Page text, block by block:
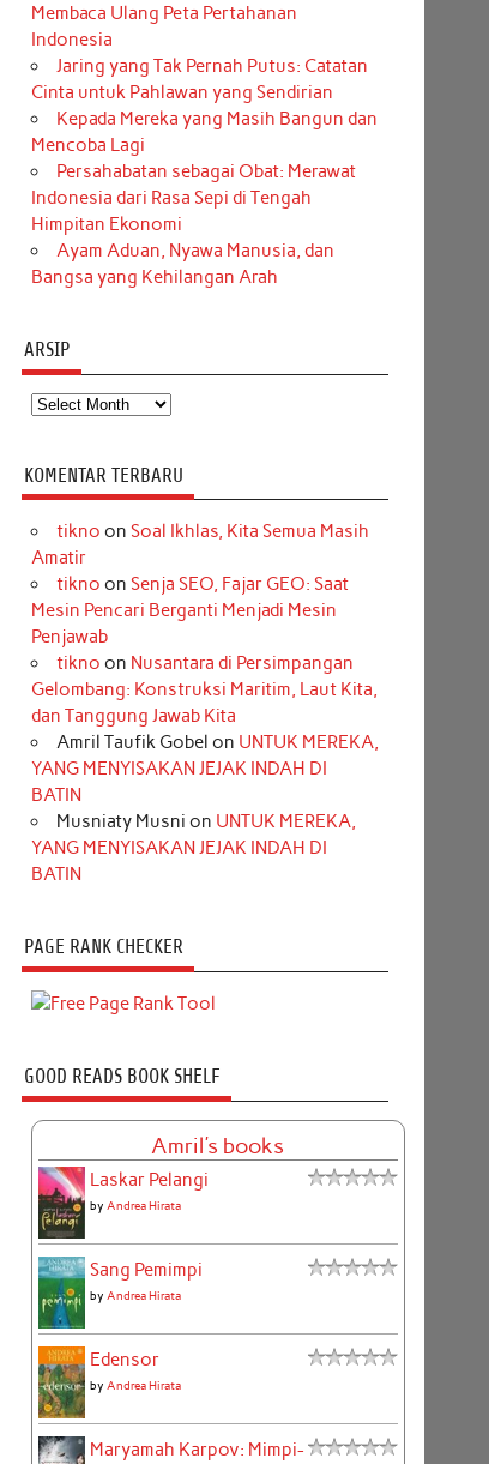
Membaca Ulang Peta Pertahanan
Indonesia
Jaring yang Tak Pernah Putus: Catatan
Cinta untuk Pahlawan yang Sendirian
Kepada Mereka yang Masih Bangun dan
Mencoba Lagi
Persahabatan sebagai Obat: Merawat
Indonesia dari Rasa Sepi di Tengah
Himpitan Ekonomi
Ayam Aduan, Nyawa Manusia, dan
Bangsa yang Kehilangan Arah
ARSIP
Arsip
KOMENTAR TERBARU
tikno on Soal Ikhlas, Kita Semua Masih
Amatir
tikno on Senja SEO, Fajar GEO: Saat
Mesin Pencari Berganti Menjadi Mesin
Penjawab
tikno on Nusantara di Persimpangan
Gelombang: Konstruksi Maritim, Laut Kita,
dan Tanggung Jawab Kita
Amril Taufik Gobel on UNTUK MEREKA,
YANG MENYISAKAN JEJAK INDAH DI
BATIN
Musniaty Musni on UNTUK MEREKA,
YANG MENYISAKAN JEJAK INDAH DI
BATIN
PAGE RANK CHECKER
GOOD READS BOOK SHELF
Amril's books
Laskar Pelangi
by Andrea Hirata
Sang Pemimpi
by Andrea Hirata
Edensor
by Andrea Hirata
Maryamah Karpov: Mimpi-